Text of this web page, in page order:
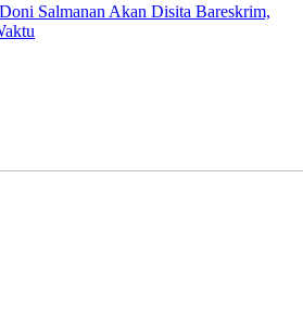
Salmanan Akan Disita Bareskrim,